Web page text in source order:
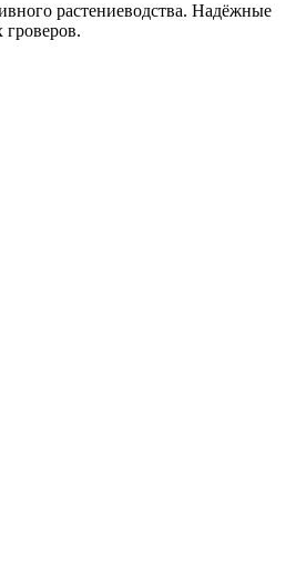
растениеводства. Надёжные